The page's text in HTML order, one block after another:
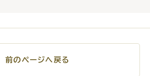
前のページへ戻る